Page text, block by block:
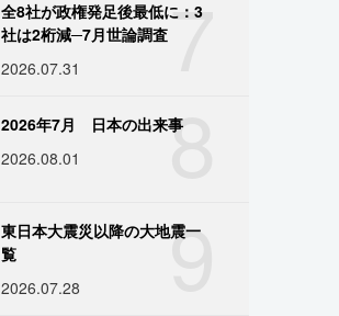
7
全8社が政権発足後最低に：3
社は2桁減─7月世論調査
2026.07.31
8
2026年7月 日本の出来事
2026.08.01
9
東日本大震災以降の大地震一
覧
2026.07.28